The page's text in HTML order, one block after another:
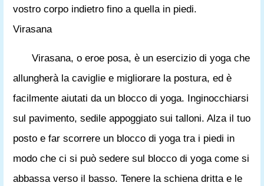
vostro corpo indietro fino a quella in piedi.
Virasana
Virasana, o eroe posa, è un esercizio di yoga che
allungherà la caviglie e migliorare la postura, ed è
facilmente aiutati da un blocco di yoga. Inginocchiarsi
sul pavimento, sedile appoggiato sui talloni. Alza il tuo
posto e far scorrere un blocco di yoga tra i piedi in
modo che ci si può sedere sul blocco di yoga come si
abbassa verso il basso. Tenere la schiena dritta e le